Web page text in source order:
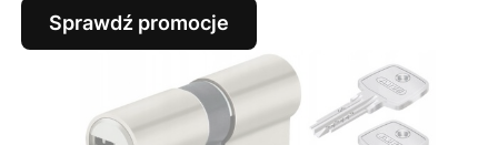
Sprawdź promocje